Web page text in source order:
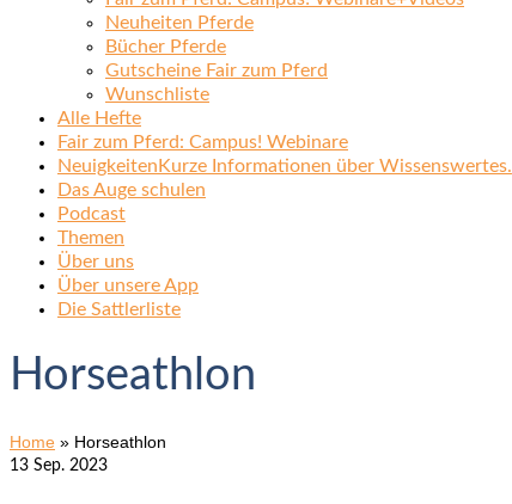
Neuheiten Pferde
Bücher Pferde
Gutscheine Fair zum Pferd
Wunschliste
Alle Hefte
Fair zum Pferd: Campus! Webinare
Neuigkeiten Kurze Informationen über Wissenswertes.
Das Auge schulen
Podcast
Themen
Über uns
Über unsere App
Die Sattlerliste
Horseathlon
Home » Horseathlon
13 Sep. 2023